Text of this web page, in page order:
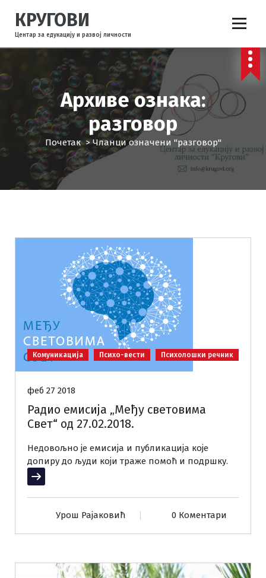
ч
н
а
ж
КРУГОВИ
Центар за едукацију и развој личности
Архиве ознака:
разговор
Почетак>Чланци означени "разговор"
Комуникација Психо-вести Психолошки речник
феб 27 2018
Радио емисија „Међу световима
Свет“ од 27.02.2018.
Недовољно је емисија и публикација које
допиру до људи који траже помоћ и подршку.
Прочитај више
Урош Рајаковић 0 Коментари